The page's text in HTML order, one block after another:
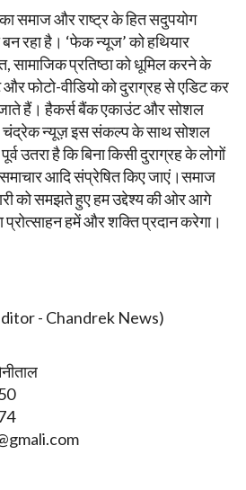
समाज और राष्ट्र के हित सदुपयोग
रहा है। ‘फेक न्यूज’ को हथियार
सामाजिक प्रतिष्ठा को धूमिल करने के
फोटो-वीडियो को दुराग्रह से एडिट कर
हैं। हैकर्स बैंक एकाउंट और सोशल
चंद्रेक न्यूज़ इस संकल्प के साथ सोशल
पूर्व उतरा है कि बिना किसी दुराग्रह के लोगों
आदि संप्रेषित किए जाएं।समाज
को समझते हुए हम उद्देश्य की ओर आगे
हमें और शक्ति प्रदान करेगा।